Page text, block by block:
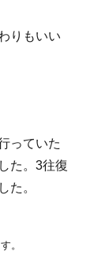
りもいい
っていた
た。3往復
た。
。